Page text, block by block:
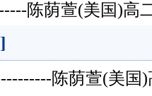
陈荫萱(美国)高
]
陈荫萱(美国